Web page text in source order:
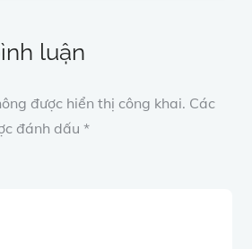
luận
được hiển thị công khai. Các
đánh dấu*